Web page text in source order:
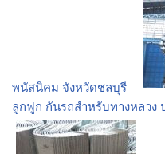
พนัสนิคม จังหวัดชลบุรี
ลูกฟูก กันรถสําหรับทางหลวง